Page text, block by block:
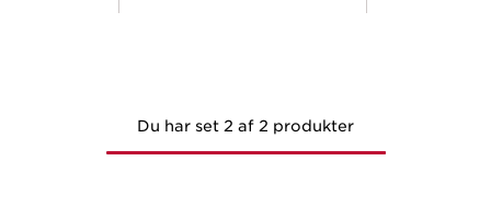
Du har set 2 af 2 produkter